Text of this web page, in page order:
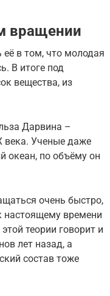
вращении
её в том, что молодая
В итоге под
вещества, из
Дарвина –
века. Ученые даже
океан, по объёму он
очень быстро,
настоящему времени
теории говорит и
лет назад, а
состав тоже